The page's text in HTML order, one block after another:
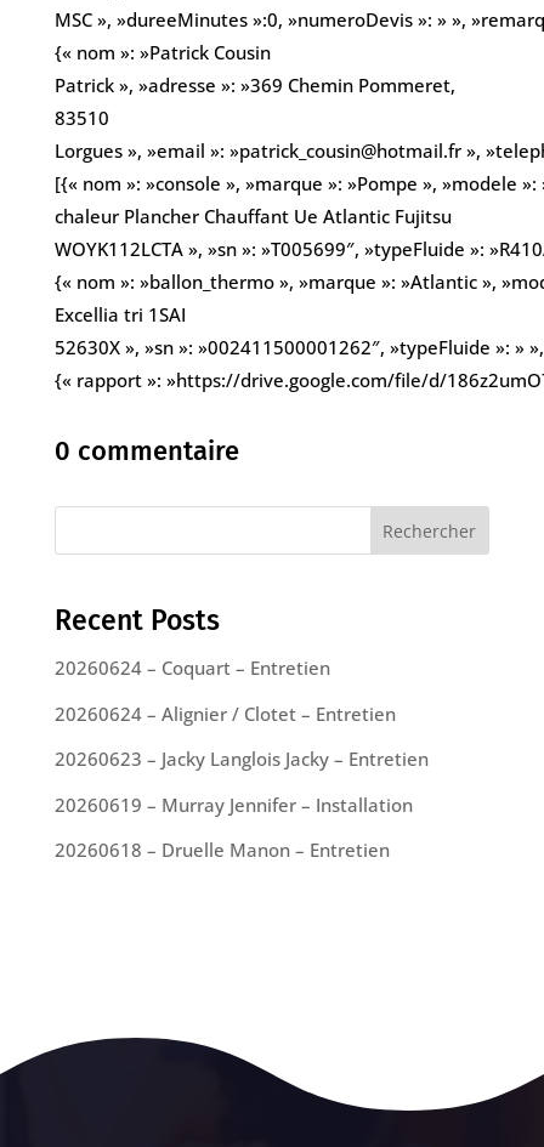
MSC », »dureeMinutes »:0, »numeroDevis »: » »,
{« nom »: »Patrick Cousin
Patrick », »adresse »: »369 Chemin Pommeret,
83510
Lorgues », »email »: »patrick_cousin@hotmail.fr »,
[{« nom »: »console », »marque »: »Pompe », »modele »:
chaleur Plancher Chauffant Ue Atlantic Fujitsu
WOYK112LCTA », »sn »: »T005699″, »typeFluide »:
{« nom »: »ballon_thermo », »marque »: »Atlantic »,
Excellia tri 1SAI
52630X », »sn »: »002411500001262″, »typeFluide »: »
{« rapport »: »https://drive.google.com/file/d/
0 commentaire
Rechercher
Recent Posts
20260624 – Coquart – Entretien
20260624 – Alignier / Clotet – Entretien
20260623 – Jacky Langlois Jacky – Entretien
20260619 – Murray Jennifer – Installation
20260618 – Druelle Manon – Entretien